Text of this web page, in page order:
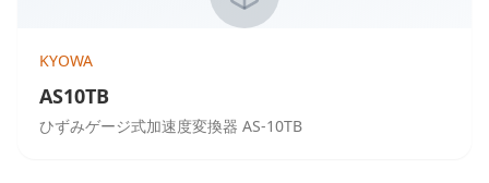
KYOWA
AS10TB
ひずみゲージ式加速度変換器 AS-10TB